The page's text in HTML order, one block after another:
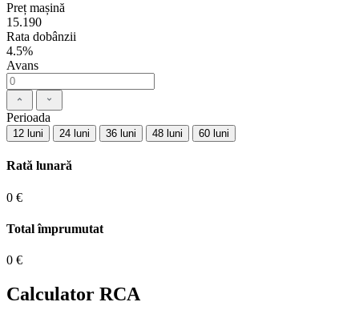
Preț mașină
15.190
Rata dobânzii
4.5%
Avans
Perioada
12 luni 24 luni 36 luni 48 luni 60 luni
Rată lunară
0 €
Total împrumutat
0 €
Calculator RCA